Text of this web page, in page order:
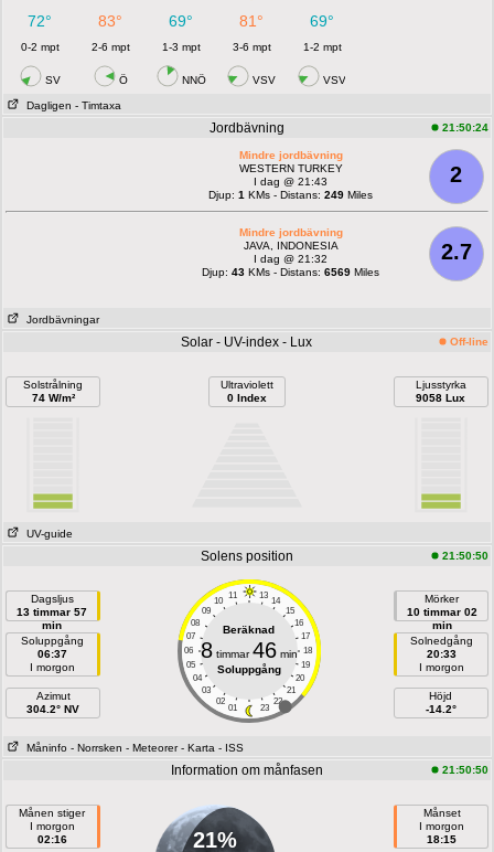
72° 83° 69° 81° 69°
0-2 mpt 2-6 mpt 1-3 mpt 3-6 mpt 1-2 mpt
SV Ö NNÖ VSV VSV
Dagligen - Timtaxa
Jordbävning 21:50:24
2
Mindre jordbävning
WESTERN TURKEY
I dag @ 21:43
Djup:1 KMs - Distans:249 Miles
2.7
Mindre jordbävning
JAVA, INDONESIA
I dag @ 21:32
Djup:43 KMs - Distans:6569 Miles
Jordbävningar
Solar - UV-index - Lux Off-line
Solstrålning
74 W/m²
Ultraviolett
0 Index
Ljusstyrka
9058 Lux
UV-guide
Solens position 21:50:50
Dagsljus
13 timmar 57
min
Soluppgång
06:37
I morgon
Azimut
304.2° NV
11 13
10
14
09
15
08
16
07
17
06
18
05
19
04
20
03
21
02
22
01 23
Beräknad
8timmar46min
Soluppgång
Mörker
10 timmar 02
min
Solnedgång
20:33
I morgon
Höjd
-14.2°
Måninfo - Norrsken - Meteorer - Karta - ISS
Information om månfasen 21:50:50
Månen stiger
I morgon
02:16
21%
Månset
I morgon
18:15